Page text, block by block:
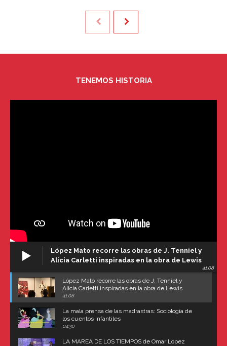
TENEMOS HISTORIA
López Mato recorre las obras de J. Tenniel y
Alicia Carletti inspiradas en la obra de Lewis
41:08
López Mato recorre las obras de J. Tenniel y
Alicia Carletti inspiradas en la obra de Lewis
Carroll
41:08
La mala prensa de las madrastras: Sociología de
los cuentos infantiles
04:30
LA MAREA DE LOS TIEMPOS de Omar López